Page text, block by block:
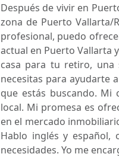
Después de vivir en
zona de Puerto Vallarta/
profesional, puedo
actual en Puerto Vallarta
casa para tu retiro, una
necesitas para ayudarte
que estás buscando.
local. Mi promesa es
en el mercado
Hablo inglés y español,
necesidades. Yo me